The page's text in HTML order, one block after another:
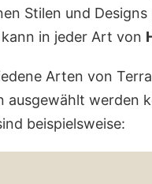
Stilen und
in jeder Art von
Arten von
ausgewählt werden
beispielsweise: